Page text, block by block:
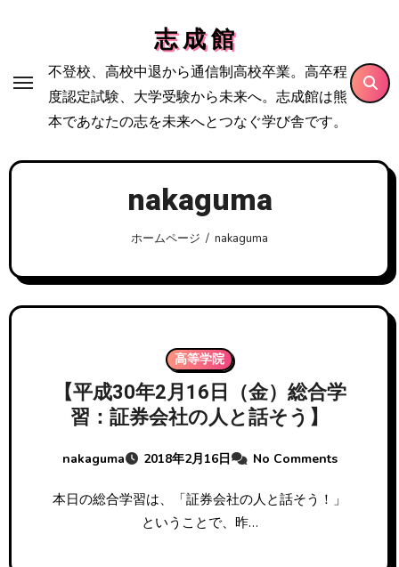
プ
志 成 館
不登校、高校中退から通信制高校卒業。高卒程
度認定試験、大学受験から未来へ。志成館は熊
本であなたの志を未来へとつなぐ学び舎です。
nakaguma
ホームページ nakaguma
高等学院
【平成30年2月16日（金）総合学
習：証券会社の人と話そう】
nakaguma 2018年2月16日 No Comments
本日の総合学習は、「証券会社の人と話そう！」
ということで、昨…